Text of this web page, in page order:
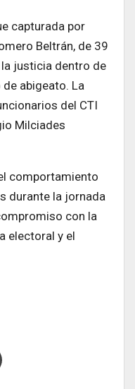
capturada por
Beltrán, de 39
justicia dentro de
abigeato. La
del CTI
Milciades
comportamiento
durante la jornada
con la
electoral y el